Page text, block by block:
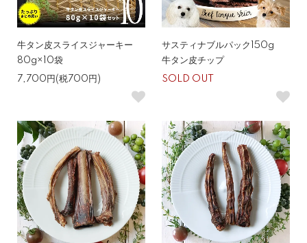
牛タン皮スライスジャーキー
80g×10袋
7,700円(税700円)
サスティナブルパック150g
牛タン皮チップ
SOLD OUT